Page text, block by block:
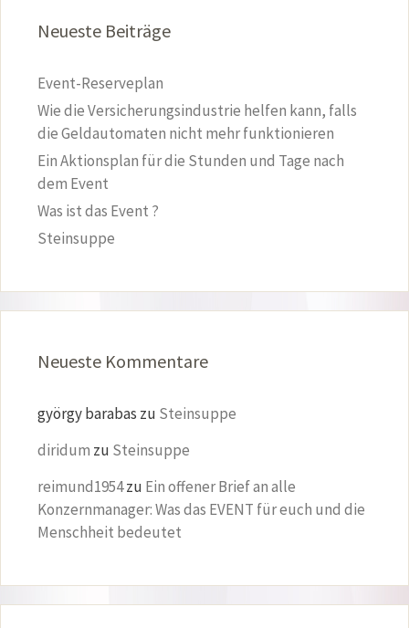
Neueste Beiträge
Event-Reserveplan
Wie die Versicherungsindustrie helfen kann, falls
die Geldautomaten nicht mehr funktionieren
Ein Aktionsplan für die Stunden und Tage nach
dem Event
Was ist das Event ?
Steinsuppe
Neueste Kommentare
györgy barabas zu Steinsuppe
diridum zu Steinsuppe
reimund1954zu Ein offener Brief an alle
Konzernmanager: Was das EVENT für euch und die
Menschheit bedeutet